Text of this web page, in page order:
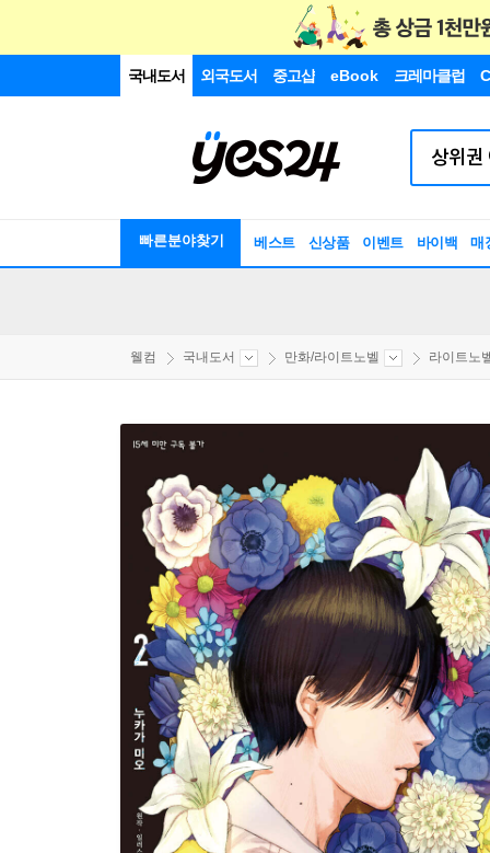
국내도서 외국도서 중고샵 eBook 크레마클럽
빠른분야찾기 베스트 신상품 이벤트 바이백 매
웰컴 국내도서 만화/라이트노벨 라이트노